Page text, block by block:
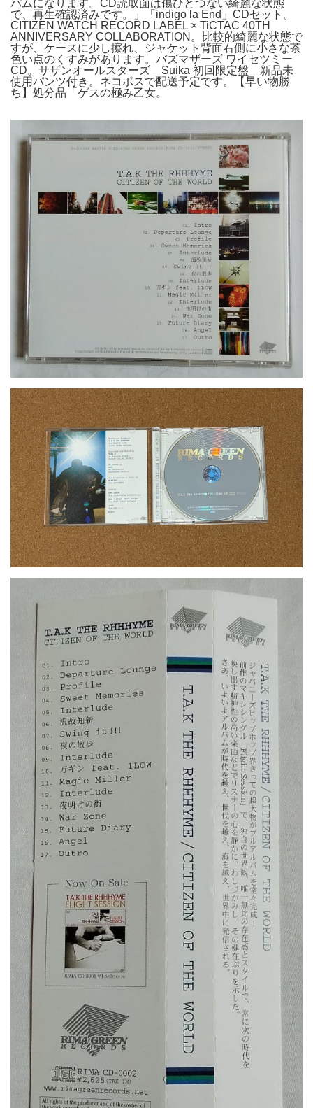
バムになります。CD読取面は傷ひとつない綺麗な状態
で、再生確認済みです。」「indigo la End」CDセット。
CITIZEN WATCH RECORD LABEL × TiCTAC 40TH
ANNIVERSARY COLLABORATION。比較的綺麗な状態で
すが、ケースに少し擦れ、ジャケット背面右側に小さな茶
色い点のくすみがあります。バズマザーズ ワイセツミー
CD。サザンオールスターズ Suika 初回限定盤 新品未
使用パンツ付き。ネコポスで配送予定です。【早い物勝
ち】処分品「ゲスの極み乙女。